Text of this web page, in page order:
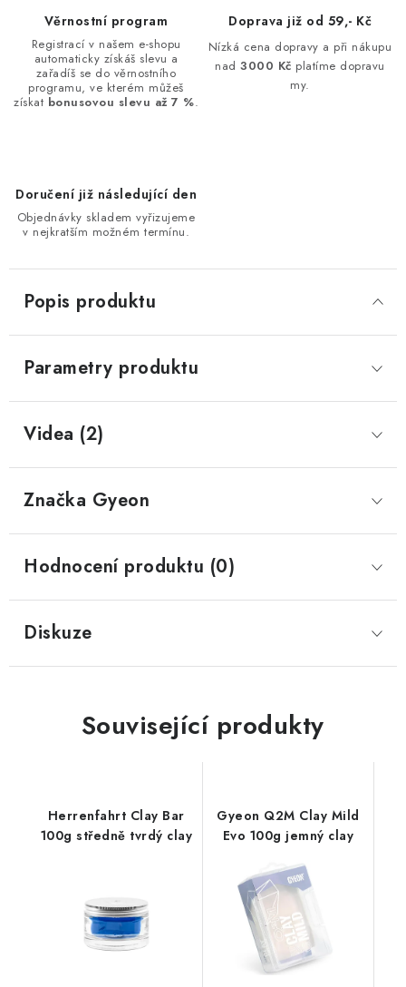
Věrnostní program
Registrací v našem e-shopu
automaticky získáš slevu a
zařadíš se do věrnostního
programu, ve kterém můžeš
získat bonusovou slevu až 7 %.
Doprava již od 59,- Kč
Nízká cena dopravy a při nákupu
nad3000 Kč platíme dopravu
my.
Doručení již následující den
Objednávky skladem vyřizujeme
v nejkratším možném termínu.
Popis produktu
Parametry produktu
Videa (2)
Značka Gyeon
Hodnocení produktu (0)
Diskuze
Související produkty
Herrenfahrt Clay Bar
100g středně tvrdý clay
Gyeon Q2M Clay Mild
Evo 100g jemný clay